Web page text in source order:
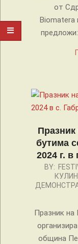
от
Biomatera
Празник
бутима
2024 г. в
2024-BY:
Празник на
община